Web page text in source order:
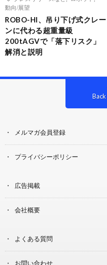
動向/展望
ROBO-HI、吊り下げ式クレー
ンに代わる超重量級
200tAGVで「落下リスク」
解消と説明
メルマガ会員登録
プライバシーポリシー
広告掲載
会社概要
よくある質問
お問い合わせ